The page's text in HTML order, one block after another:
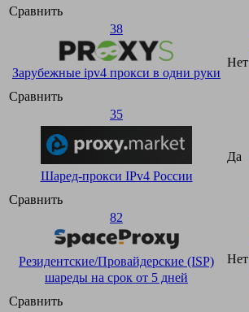
Сравнить
38
Зарубежные ipv4 прокси в одни руки
Сравнить
Нет
35
Шаред-прокси IPv4 России
Сравнить
Да
82
Резидентские/Провайдерские (ISP)
шареды на срок от 5 дней
Сравнить
Нет